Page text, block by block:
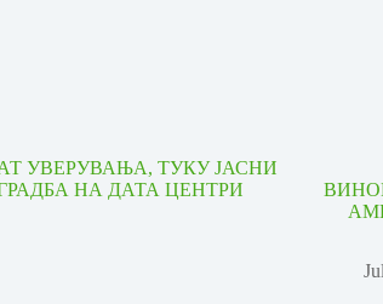
УВЕРУВАЊА, ТУКУ ЈАСНИ
НА ДАТА ЦЕНТРИ